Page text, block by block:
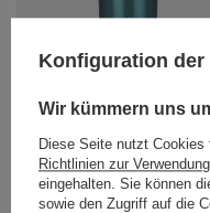
Thermobecher mit gravur
Huron 470ml - Biscay Bay
18,88 € / stk.
+ Auf die vergleichsliste
Konfiguration der
Wir kümmern uns
Diese Seite nutzt
Richtlinien zur
eingehalten. Sie können
sowie den Zugriff auf die